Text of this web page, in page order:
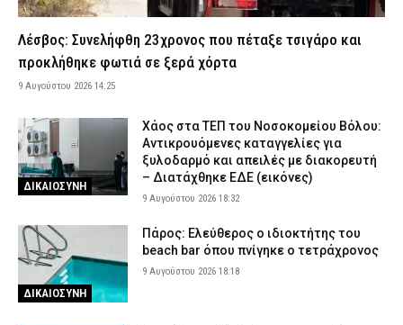
Συνελήφθησαν δύο αλλοδαποί διακινητές σε Ροδόπη και Έβρο –
ΑΣΤΥΝΟΜΙΑ 9 Αυγούστου 2026 12:06
Πέθανε ο Ανθυπαστυνόμος ε.α. Ευάγγελος Μπούκουρας
Κάρπαθος: Εντοπίστηκαν παλιά πυρομαχικά σε θαλάσσια
περιοχή – Απαγορεύτηκε η κολύμβηση
ΕΙΔΗΣΕΙΣ 9 Αυγούστου 2026 11:40
Πνιγμός τετράχρονου σε πισίνα στην Πάρο: Δεν υπήρχε
ναυαγοσώστης στο beach bar – Απολογείται ο ιδιοκτήτης της
επιχείρησης
ΑΣΤΥΝΟΜΙΑ 9 Αυγούστου 2026 11:28
Θεσσαλονίκη: «Σαφάρι» της ΕΛ.ΑΣ. για ναρκωτικά, κλοπές και
Λέσβος: Συνελήφθη 23χρονος που πέταξε τσιγάρο και
προκλήθηκε φωτιά σε ξερά χόρτα
9 Αυγούστου 2026 14:25
ΔΙΚΑΙΟΣΥΝΗ
Χάος στα ΤΕΠ του Νοσοκομείου Βόλου:
Αντικρουόμενες καταγγελίες για
ξυλοδαρμό και απειλές με διακορευτή
– Διατάχθηκε ΕΔΕ (εικόνες)
9 Αυγούστου 2026 18:32
ΔΙΚΑΙΟΣΥΝΗ
Πάρος: Ελεύθερος ο ιδιοκτήτης του
beach bar όπου πνίγηκε ο τετράχρονος
9 Αυγούστου 2026 18:18